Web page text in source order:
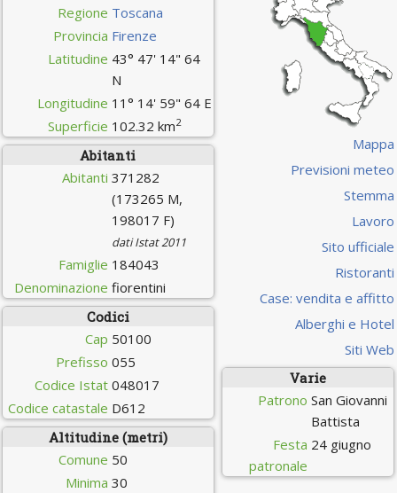
Regione Toscana
Provincia Firenze
Latitudine 43° 47' 14" 64
N
Longitudine 11° 14' 59" 64 E
Superficie 102.32 km2
Abitanti
Abitanti 371282
(173265 M,
198017 F)
dati Istat 2011
Famiglie 184043
Denominazione fiorentini
Codici
Cap 50100
Prefisso 055
Codice Istat 048017
Codice catastale D612
Altitudine (metri)
Comune 50
Minima 30
Mappa
Previsioni meteo
Stemma
Lavoro
Sito ufficiale
Ristoranti
Case: vendita e affitto
Alberghi e Hotel
Siti Web
Varie
Patrono San Giovanni
Battista
Festa
patronale
24 giugno